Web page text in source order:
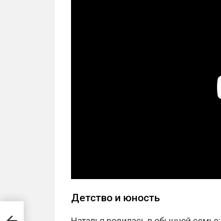
Детство и юность